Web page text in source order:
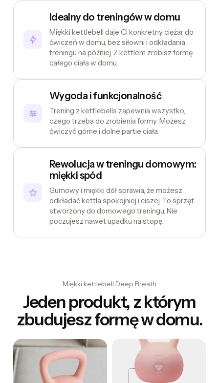
Idealny do treningów w domu
Miękki kettlebell daje Ci konkretny ciężar do
ćwiczeń w domu, bez siłowni i odkładania
treningu na później. Z kettlem zrobisz formę
całego ciała w domu.
Wygoda i funkcjonalność
Trening z kettlebells zapewnia wszystko,
czego trzeba do zrobienia formy. Możesz
ćwiczyć górne i dolne partie ciała.
Rewolucja w treningu domowym:
miękki spód
Gumowy i miękki dół sprawia, że możesz
odkładać kettla spokojniej i ciszej. To sprzęt
stworzony do domowego treningu. Nie
poczujesz nawet upadku na stopę.
Miękki kettlebell Deep Breath
Jeden produkt, z którym
zbudujesz formę w domu.